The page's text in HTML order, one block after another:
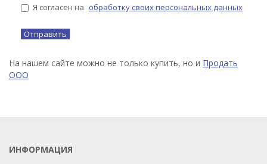
Я согласен на обработку своих персональных данных
На нашем сайте можно не только купить, но и Продать
ООО
ИНФОРМАЦИЯ